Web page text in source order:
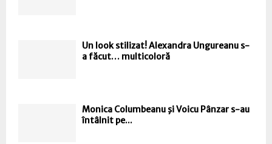
Un look stilizat! Alexandra Ungureanu s-
a făcut… multicoloră
Monica Columbeanu şi Voicu Pânzar s-au
întâlnit pe...